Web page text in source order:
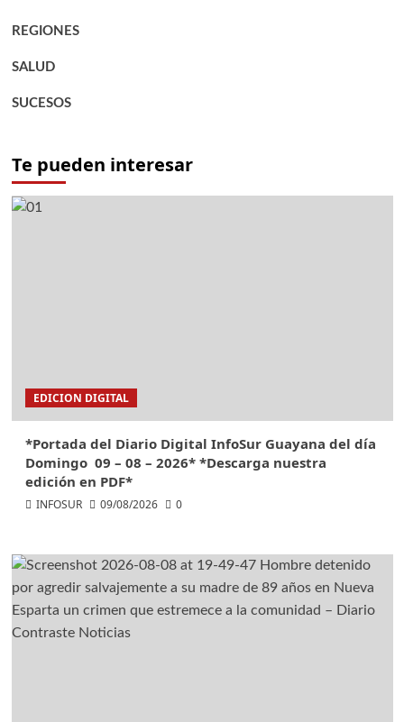
REGIONES
SALUD
SUCESOS
Te pueden interesar
EDICION DIGITAL
*Portada del Diario Digital InfoSur Guayana del día
Domingo 09 – 08 – 2026* *Descarga nuestra
edición en PDF*
INFOSUR 09/08/2026 0